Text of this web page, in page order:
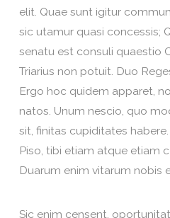
elit. Quae sunt igitur
sic utamur quasi concessis;
senatu est consuli quaestio
Triarius non potuit. Duo
Ergo hoc quidem apparet,
natos. Unum nescio, quo
sit, finitas cupiditates
Piso, tibi etiam atque etiam
Duarum enim vitarum nobis
Sic enim censent,